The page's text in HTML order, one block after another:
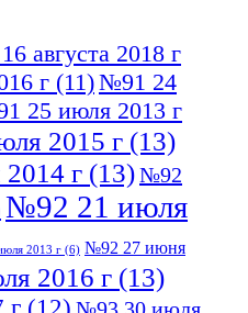
августа 2018 г
г (11)№91 24
25 июля 2013 г
2015 г (13)
г (13)№92
№92 21 июля
2013 г (6) №92 27 июня
2016 г (13)